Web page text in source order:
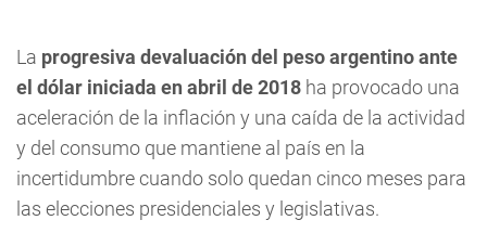
La progresiva devaluación del peso argentino ante
el dólar iniciada en abril de 2018 ha provocado una
aceleración de la inflación y una caída de la actividad
y del consumo que mantiene al país en la
incertidumbre cuando solo quedan cinco meses para
las elecciones presidenciales y legislativas.